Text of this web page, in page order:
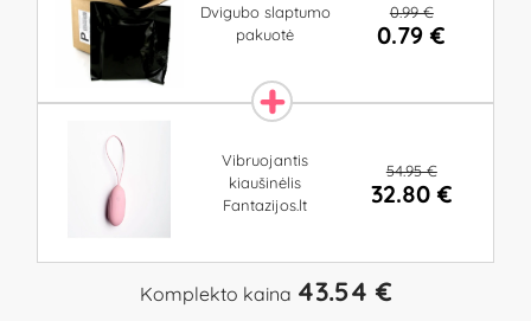
Dvigubo slaptumo
pakuotė
0.99 €
0.79 €
Vibruojantis
kiaušinėlis
Fantazijos.lt
54.95 €
32.80 €
Komplekto kaina 43.54 €